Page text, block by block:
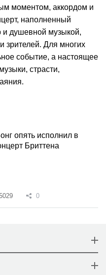
моментом, аккордом и
наполненный
душевной музыкой,
зрителей. Для многих
событие, а настоящее
страсти,
опять исполнил в
Бриттена
0